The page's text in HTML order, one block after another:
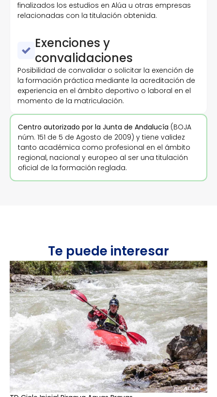
finalizados los estudios en Alúa u otras empresas
relacionadas con la titulación obtenida.
Exenciones y
convalidaciones
Posibilidad de convalidar o solicitar la exención de
la formación práctica mediante la acreditación de
experiencia en el ámbito deportivo o laboral en el
momento de la matriculación.
Centro autorizado por la Junta de Andalucía (BOJA
núm. 151 de 5 de Agosto de 2009) y tiene validez
tanto académica como profesional en el ámbito
regional, nacional y europeo al ser una titulación
oficial de la formación reglada.
Te puede interesar